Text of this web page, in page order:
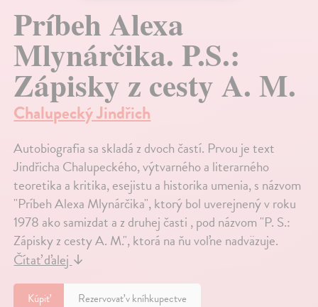
Príbeh Alexa
Mlynárčika. P.S.:
Zápisky z cesty A. M.
Chalupecký Jindřich
Autobiografia sa skladá z dvoch častí. Prvou je text
Jindřicha Chalupeckého, výtvarného a literarného
teoretika a kritika, esejistu a historika umenia, s názvom
"Príbeh Alexa Mlynárčika", ktorý bol uverejnený v roku
1978 ako samizdat a z druhej časti , pod názvom "P. S.:
Zápisky z cesty A. M.", ktorá na ňu voľne nadväzuje.
Čítať ďalej↓
Kúpiť Rezervovať v kníhkupectve